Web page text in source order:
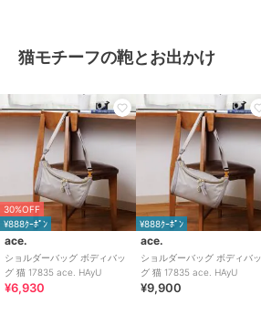
猫モチーフの鞄とお出かけ
30%OFF
¥888ｸｰﾎﾟﾝ
ace.
ショルダーバッグ ボディバッ
グ 猫 17835 ace. HAyU
¥6,930
¥888ｸｰﾎﾟﾝ
ace.
ショルダーバッグ ボディバッ
グ 猫 17835 ace. HAyU
¥9,900